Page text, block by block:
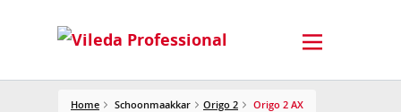
Home Schoonmaakkar Origo 2 Origo 2 AX